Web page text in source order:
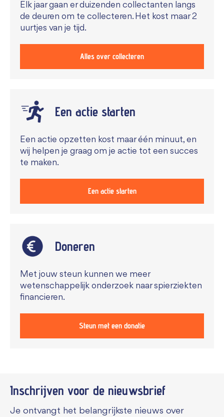
Elk jaar gaan er duizenden collectanten langs
de deuren om te collecteren. Het kost maar 2
uurtjes van je tijd.
Alles over collecteren
Een actie starten
Een actie opzetten kost maar één minuut, en
wij helpen je graag om je actie tot een succes
te maken.
Een actie starten
Doneren
Met jouw steun kunnen we meer
wetenschappelijk onderzoek naar spierziekten
financieren.
Steun met een donatie
Inschrijven voor de nieuwsbrief
Je ontvangt het belangrijkste nieuws over